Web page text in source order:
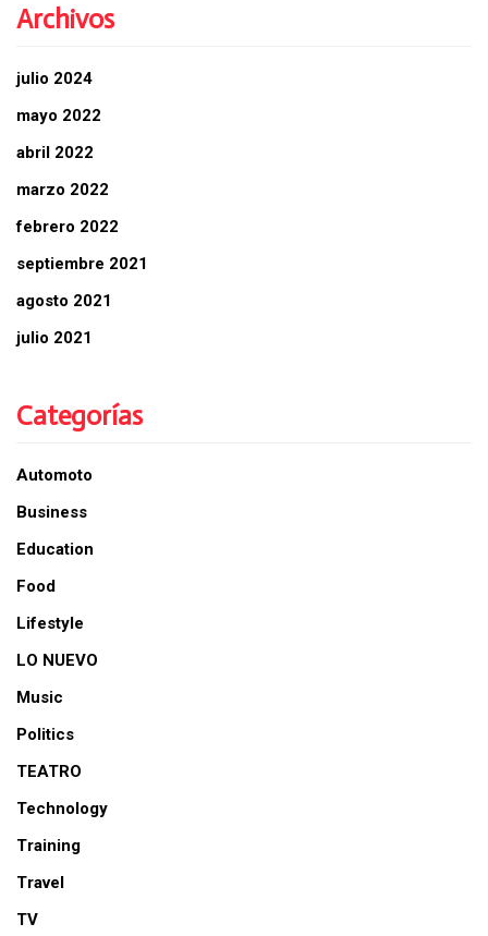
Archivos
julio 2024
mayo 2022
abril 2022
marzo 2022
febrero 2022
septiembre 2021
agosto 2021
julio 2021
Categorías
Automoto
Business
Education
Food
Lifestyle
LO NUEVO
Music
Politics
TEATRO
Technology
Training
Travel
TV